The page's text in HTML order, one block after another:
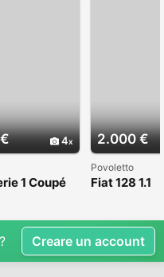
4
1 Coupé
2.000 €
Povoletto
Fiat 128 1.1
Creare un account